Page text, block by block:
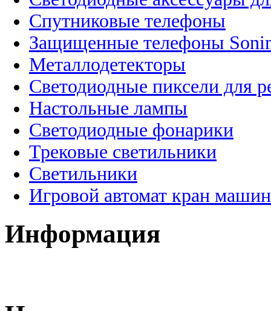
Спутниковые телефоны
Защищенные телефоны
Металлодетекторы
Светодиодные пиксели для
Настольные лампы
Светодиодные фонарики
Трековые светильники
Светильники
Игровой автомат кран
Информация